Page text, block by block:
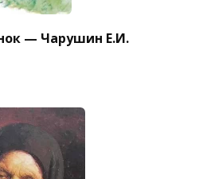
— Чарушин Е.И.